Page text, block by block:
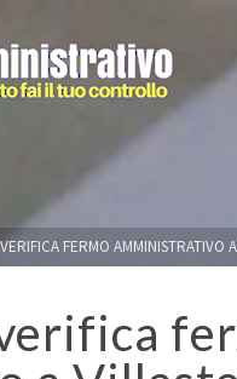
FERMO AMMINISTRATIVO